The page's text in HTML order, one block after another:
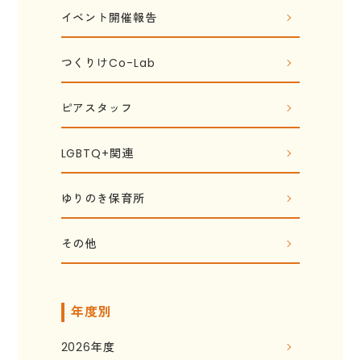
イベント開催報告
つくりけCo-Lab
ピアスタッフ
LGBTQ+関連
ゆりのき保育所
その他
年度別
2026年度